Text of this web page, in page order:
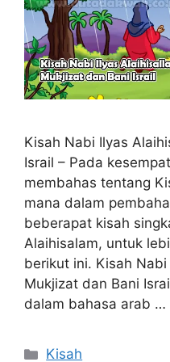
Kisah Nabi Ilyas
Israil – Pada
membahas tentang
mana dalam
beberapat kisah
Alaihisalam, untuk
berikut ini. Kisah
Mukjizat dan Bani
dalam bahasa arab …
Categories
Kisah